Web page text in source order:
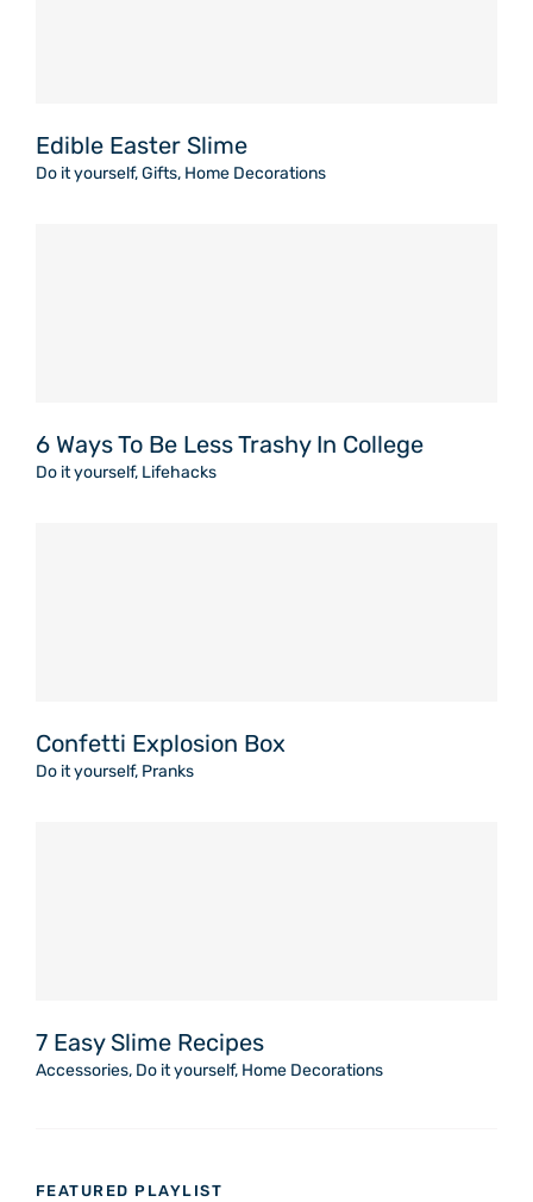
Edible Easter Slime
Do it yourself,Gifts, Home Decorations
6 Ways To Be Less Trashy In College
Do it yourself, Lifehacks
Confetti Explosion Box
Do it yourself, Pranks
7 Easy Slime Recipes
Accessories, Do it yourself, Home Decorations
FEATURED PLAYLIST